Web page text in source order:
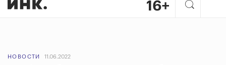
НОВОСТИ 11.06.2022